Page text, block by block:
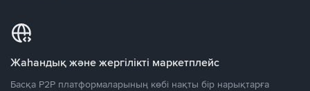
Жаһандық және жергілікті маркетплейс
Басқа P2P платформаларының көбі нақты бір нарықтарға